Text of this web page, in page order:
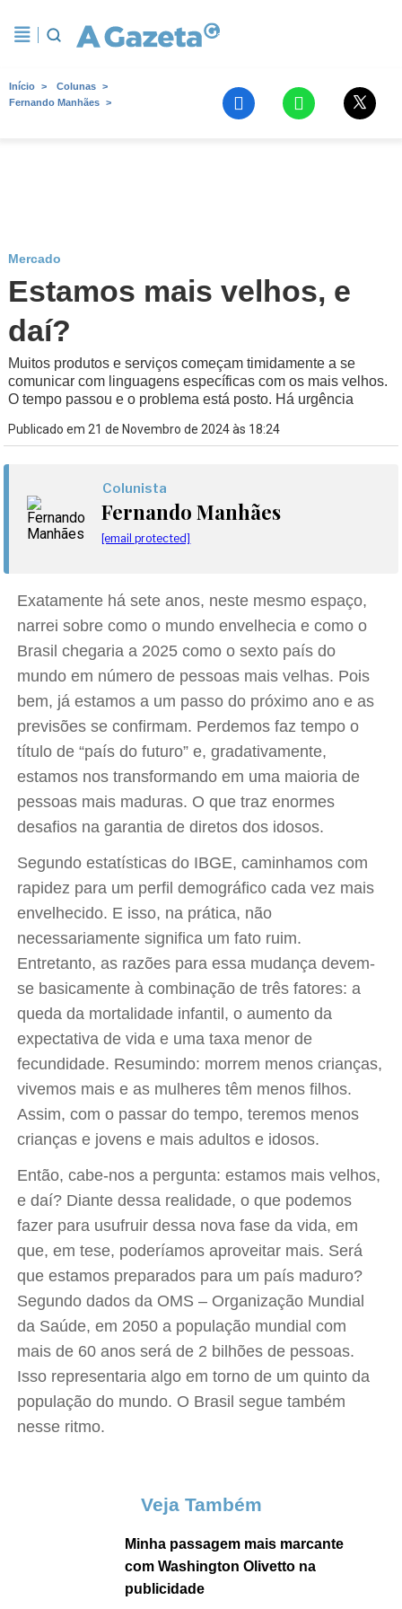
Início
Colunas
Fernando Manhães
Mercado
Estamos mais velhos, e
daí?
Muitos produtos e serviços começam timidamente a se
comunicar com linguagens específicas com os mais velhos.
O tempo passou e o problema está posto. Há urgência
Publicado em 21 de Novembro de 2024 às 18:24
Colunista
Fernando Manhães
[email protected]
Exatamente há sete anos, neste mesmo espaço,
narrei sobre como o mundo envelhecia e como o
Brasil chegaria a 2025 como o sexto país do
mundo em número de pessoas mais velhas. Pois
bem, já estamos a um passo do próximo ano e as
previsões se confirmam. Perdemos faz tempo o
título de “país do futuro” e, gradativamente,
estamos nos transformando em uma maioria de
pessoas mais maduras. O que traz enormes
desafios na garantia de diretos dos idosos.
Segundo estatísticas do IBGE, caminhamos com
rapidez para um perfil demográfico cada vez mais
envelhecido. E isso, na prática, não
necessariamente significa um fato ruim.
Entretanto, as razões para essa mudança devem-
se basicamente à combinação de três fatores: a
queda da mortalidade infantil, o aumento da
expectativa de vida e uma taxa menor de
fecundidade. Resumindo: morrem menos crianças,
vivemos mais e as mulheres têm menos filhos.
Assim, com o passar do tempo, teremos menos
crianças e jovens e mais adultos e idosos.
Então, cabe-nos a pergunta: estamos mais velhos,
e daí? Diante dessa realidade, o que podemos
fazer para usufruir dessa nova fase da vida, em
que, em tese, poderíamos aproveitar mais. Será
que estamos preparados para um país maduro?
Segundo dados da OMS – Organização Mundial
da Saúde, em 2050 a população mundial com
mais de 60 anos será de 2 bilhões de pessoas.
Isso representaria algo em torno de um quinto da
população do mundo. O Brasil segue também
nesse ritmo.
Veja Também
Minha passagem mais marcante
com Washington Olivetto na
publicidade